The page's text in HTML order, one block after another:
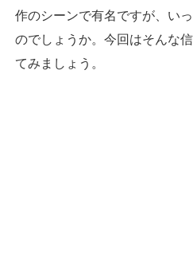
作のシーンで有名ですが、い
のでしょうか。今回はそんな
てみましょう。